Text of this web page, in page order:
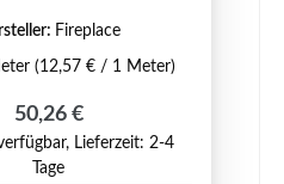
Fireplace
(12,57 € / 1 Meter)
Regulärer Preis:
50,26 €
Lieferzeit: 2-4
Tage